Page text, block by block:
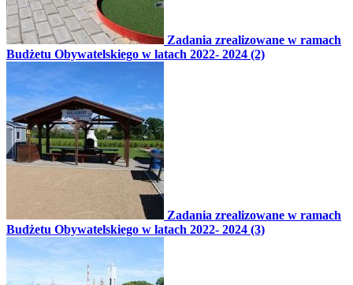
Zadania zrealizowane w ramach
Budżetu Obywatelskiego w latach 2022- 2024 (2)
Zadania zrealizowane w ramach
Budżetu Obywatelskiego w latach 2022- 2024 (3)